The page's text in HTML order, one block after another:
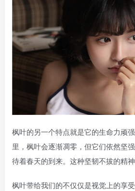
枫叶的另一个特点就是它的生命力顽
里，枫叶会逐渐凋零，但它们依然坚
待着春天的到来。这种坚韧不拔的精神
枫叶带给我们的不仅仅是视觉上的享